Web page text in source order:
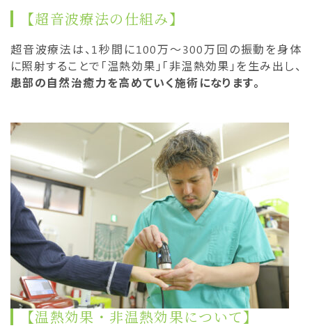
【超音波療法の仕組み】
超音波療法は、1秒間に100万〜300万回の振動を身体
に照射することで「温熱効果」「非温熱効果」を生み出し、
患部の自然治癒力を高めていく施術になります。
【温熱効果・非温熱効果について】